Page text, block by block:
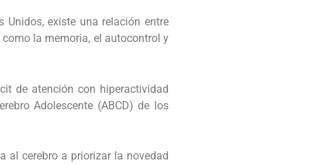
existe una relación entre
la memoria, el autocontrol y
de atención con hiperactividad
Adolescente (ABCD) de los
al cerebro a priorizar la novedad